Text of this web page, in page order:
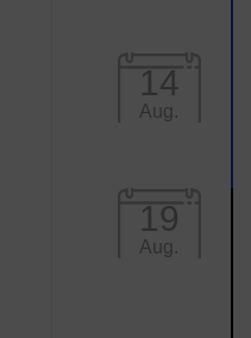
14
Aug.
19
Aug.